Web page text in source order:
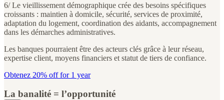
6/ Le vieillissement démographique crée des besoins spécifiques
croissants : maintien à domicile, sécurité, services de proximité,
adaptation du logement, coordination des aidants, accompagnement
dans les démarches administratives.
Les banques pourraient être des acteurs clés grâce à leur réseau,
expertise client, moyens financiers et statut de tiers de confiance.
Obtenez 20% off for 1 year
La banalité = l’opportunité